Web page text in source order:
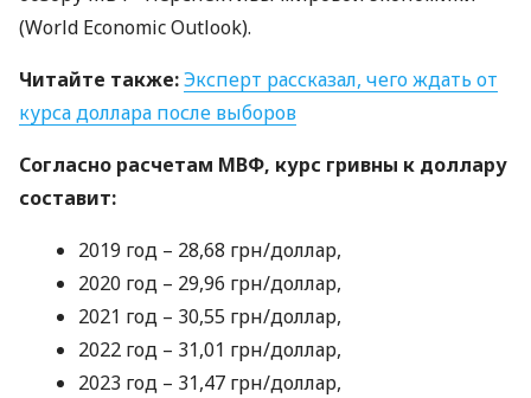
(World Economic Outlook).
Читайте также:Эксперт рассказал, чего ждать от
курса доллара после выборов
Согласно расчетам МВФ, курс гривны к доллару
составит:
2019 год – 28,68 грн/доллар,
2020 год – 29,96 грн/доллар,
2021 год – 30,55 грн/доллар,
2022 год – 31,01 грн/доллар,
2023 год – 31,47 грн/доллар,